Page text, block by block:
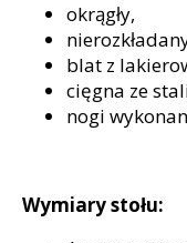
okrągły,
blat z
cięgna ze
nogi
Wymiary stołu: